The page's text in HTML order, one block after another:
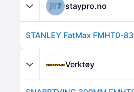
staypro.no
STANLEY FatMax FMHT0-
Verktøy